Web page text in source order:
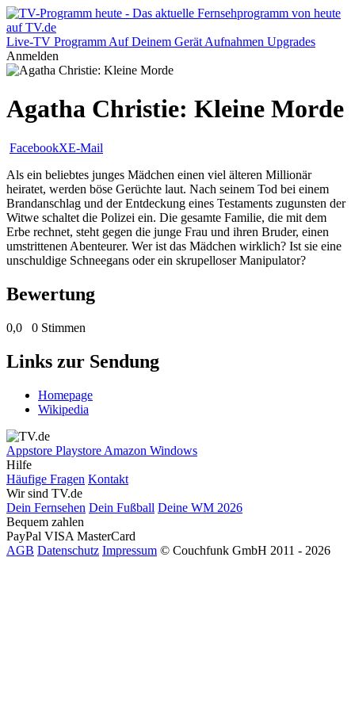
Live-TV Programm Auf Deinem Gerät Aufnahmen Upgrades
Anmelden
Agatha Christie: Kleine Morde
FacebookXE-Mail
Als ein beliebtes junges Mädchen einen viel älteren Millionär
heiratet, werden böse Gerüchte laut. Nach seinem Tod bei einem
Brandanschlag und der Entdeckung eines Testaments zugunsten der
Witwe schaltet die Polizei ein. Die gesamte Familie, die mit dem
Erbe rechnet, steht gegen die junge Frau und ihren Bruder, einen
umstrittenen Abenteurer. Wer ist das Mädchen wirklich? Ist sie eine
unschuldige Schneegans oder ein skrupelloser Manipulator?
Bewertung
0,0 0 Stimmen
Links zur Sendung
Homepage
Wikipedia
Appstore Playstore Amazon Windows
Hilfe
Häufige Fragen Kontakt
Wir sind TV.de
Dein Fernsehen Dein Fußball Deine WM 2026
Bequem zahlen
PayPal VISA MasterCard
AGB Datenschutz Impressum © Couchfunk GmbH 2011 - 2026